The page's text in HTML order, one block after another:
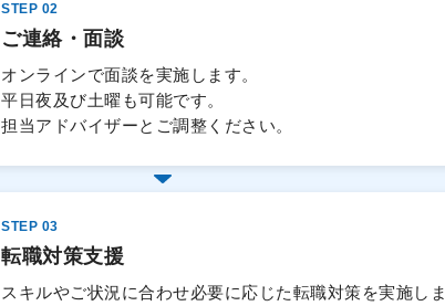
STEP 02
ご連絡・面談
オンラインで面談を実施します。
平日夜及び土曜も可能です。
担当アドバイザーとご調整ください。
STEP 03
転職対策支援
スキルやご状況に合わせ必要に応じた転職対策を実施しま